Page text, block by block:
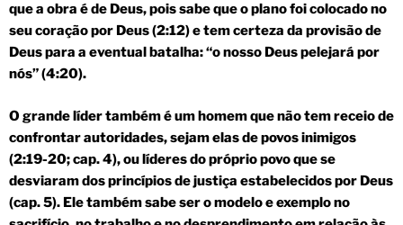
que a obra é de Deus, pois sabe que o plano foi colocado no
seu coração por Deus (2:12) e tem certeza da provisão de
Deus para a eventual batalha: “o nosso Deus pelejará por
nós” (4:20).
O grande líder também é um homem que não tem receio de
confrontar autoridades, sejam elas de povos inimigos
(2:19-20; cap. 4), ou líderes do próprio povo que se
desviaram dos princípios de justiça estabelecidos por Deus
(cap. 5). Ele também sabe ser o modelo e exemplo no